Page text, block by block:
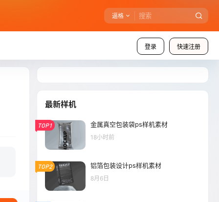
逼格
登录 快速注册
最新样机
TOP1 金属真空包装袋ps样机素材
18小时前
TOP2 铝箔包装设计ps样机素材
8月6日